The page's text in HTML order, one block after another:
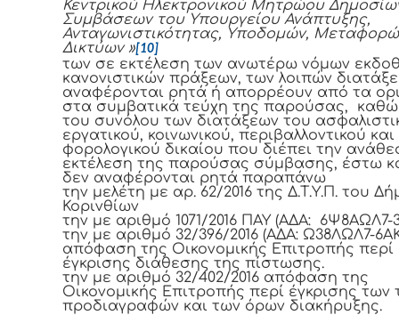
Κεντρικού Ηλεκτρονικού Μητρώου
Συμβάσεων του Υπουργείου Ανάπτυξης,
Ανταγωνιστικότητας, Υποδομών,
Δικτύων »[10]
των σε εκτέλεση των ανωτέρω νόμων
κανονιστικών πράξεων, των λοιπών
αναφέρονται ρητά ή απορρέουν από τα
στα συμβατικά τεύχη της παρούσας,
του συνόλου των διατάξεων του
εργατικού, κοινωνικού, περιβαλλοντικού και
φορολογικού δικαίου που διέπει την
εκτέλεση της παρούσας σύμβασης, έστω
δεν αναφέρονται ρητά παραπάνω
την μελέτη με αρ. 62/2016 της Δ.Τ.Υ.Π. του
Κορινθίων
την με αριθμό 1071/2016 ΠΑΥ (ΑΔΑ: 6Ψ8ΑΩΛ7-
την με αριθμό 32/396/2016 (ΑΔΑ: Ω38ΛΩΛ7-
απόφαση της Οικονομικής Επιτροπής περί
έγκρισης διάθεσης της πίστωσης.
την με αριθμό 32/402/2016 απόφαση της
Οικονομικής Επιτροπής περί έγκρισης των
προδιαγραφών και των όρων διακήρυξης.